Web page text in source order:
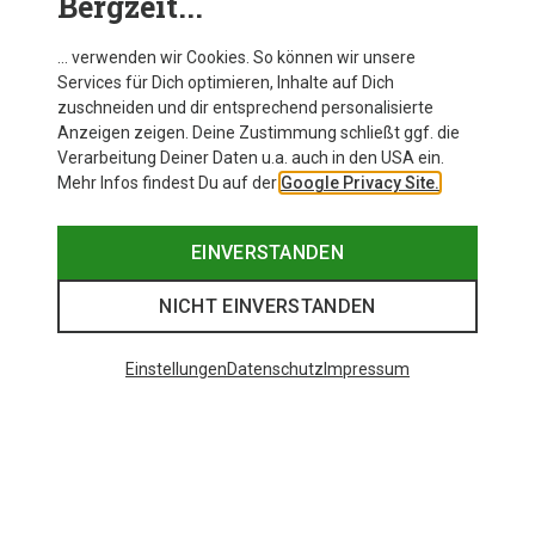
Dame ihre perfekte Radhose findet, ganz egal ob in
… verwenden wir Cookies. So können wir unsere
Services für Dich optimieren, Inhalte auf Dich
zuschneiden und dir entsprechend personalisierte
Anzeigen zeigen. Deine Zustimmung schließt ggf. die
Verarbeitung Deiner Daten u.a. auch in den USA ein.
Mehr Infos findest Du auf der Google Privacy Site.
EINVERSTANDEN
NICHT EINVERSTANDEN
EinstellungenDatenschutz Impressum